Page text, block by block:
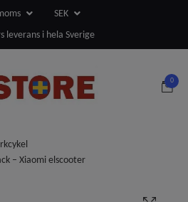
SEK
leverans i hela Sverige
0
– Xiaomi elscooter